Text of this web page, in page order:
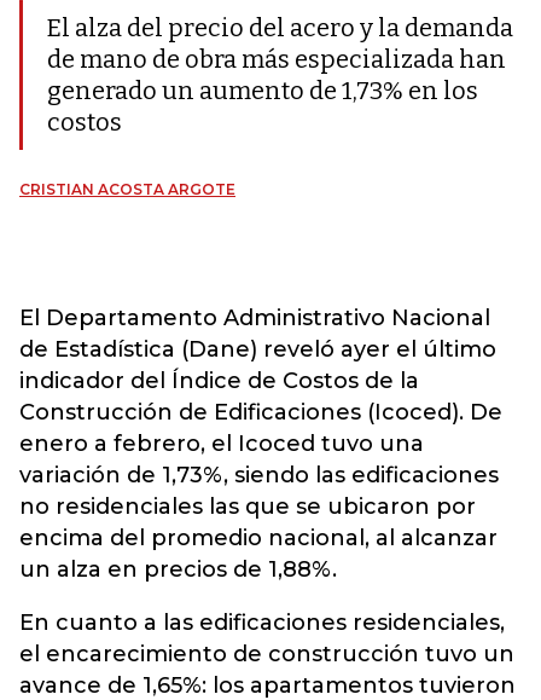
El alza del precio del acero y la demanda
de mano de obra más especializada han
generado un aumento de 1,73% en los
costos
CRISTIAN ACOSTA ARGOTE
El Departamento Administrativo Nacional
de Estadística (Dane) reveló ayer el último
indicador del Índice de Costos de la
Construcción de Edificaciones (Icoced). De
enero a febrero, el Icoced tuvo una
variación de 1,73%, siendo las edificaciones
no residenciales las que se ubicaron por
encima del promedio nacional, al alcanzar
un alza en precios de 1,88%.
En cuanto a las edificaciones residenciales,
el encarecimiento de construcción tuvo un
avance de 1,65%: los apartamentos tuvieron